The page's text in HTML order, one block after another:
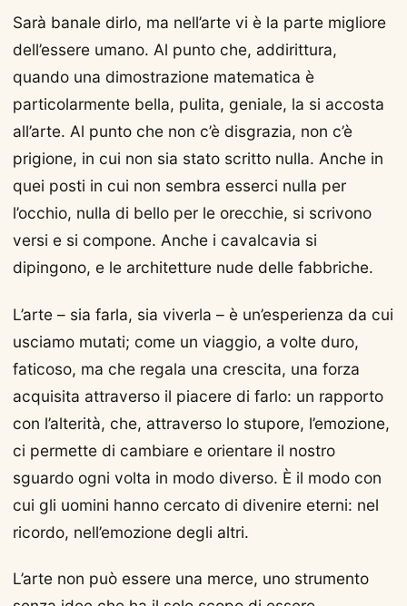
Sarà banale dirlo, ma nell’arte vi è la parte migliore
dell’essere umano. Al punto che, addirittura,
quando una dimostrazione matematica è
particolarmente bella, pulita, geniale, la si accosta
all’arte. Al punto che non c’è disgrazia, non c’è
prigione, in cui non sia stato scritto nulla. Anche in
quei posti in cui non sembra esserci nulla per
l’occhio, nulla di bello per le orecchie, si scrivono
versi e si compone. Anche i cavalcavia si
dipingono, e le architetture nude delle fabbriche.
L’arte – sia farla, sia viverla – è un’esperienza da cui
usciamo mutati; come un viaggio, a volte duro,
faticoso, ma che regala una crescita, una forza
acquisita attraverso il piacere di farlo: un rapporto
con l’alterità, che, attraverso lo stupore, l’emozione,
ci permette di cambiare e orientare il nostro
sguardo ogni volta in modo diverso. È il modo con
cui gli uomini hanno cercato di divenire eterni: nel
ricordo, nell’emozione degli altri.
L’arte non può essere una merce, uno strumento